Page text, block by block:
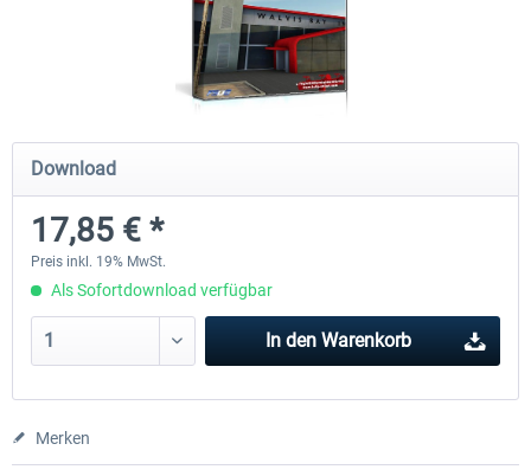
Mega Airport Frankfurt V2.0
29,95 € *
Mega Airport Berlin
Download
17,85 € *
Preis inkl. 19% MwSt.
Als Sofortdownload verfügbar
In den Warenkorb
Merken